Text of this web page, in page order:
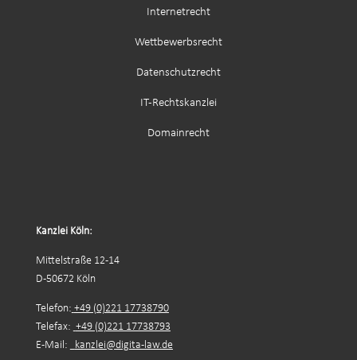
Internetrecht
Wettbewerbsrecht
Datenschutzrecht
IT-Rechtskanzlei
Domainrecht
Kanzlei Köln:
Mittelstraße 12-14
D-50672 Köln
Telefon: +49 (0)221 17738790
Telefax: +49 (0)221 17738793
E-Mail:
kanzlei@digita-law.de